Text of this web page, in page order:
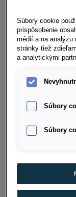
Rozhodli ste sa
operatívny
ako sa
len, nepatrilo
môžete sa
a všímame si
Všetky tieto
Súbory cookie
prispôsobenie
médií a na analýzu
stránky tiež
a analytickými
Súbory
Súbory